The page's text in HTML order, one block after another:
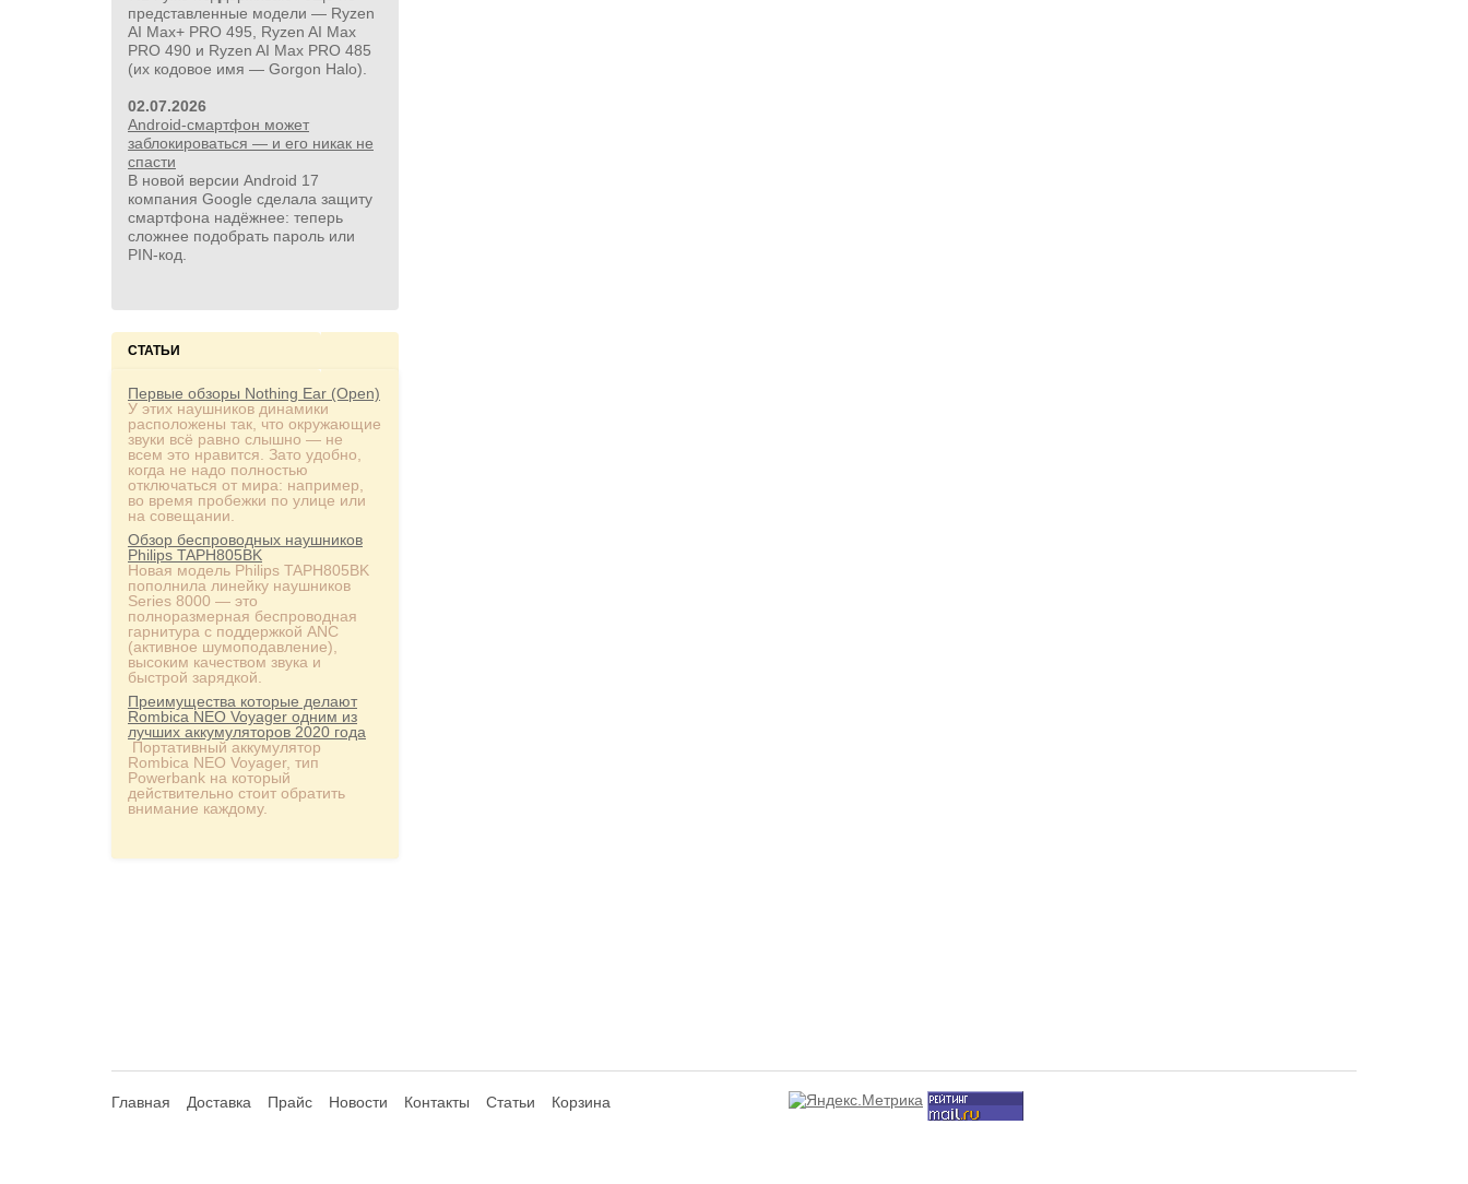
представленные модели — Ryzen
AI Max+ PRO 495, Ryzen AI Max
PRO 490 и Ryzen AI Max PRO 485
(их кодовое имя — Gorgon Halo).
02.07.2026
Android-смартфон может
заблокироваться — и его никак не
спасти
В новой версии Android 17
компания Google сделала защиту
смартфона надёжнее: теперь
сложнее подобрать пароль или
PIN‑код.
СТАТЬИ
Первые обзоры Nothing Ear (Open)
У этих наушников динамики
расположены так, что окружающие
звуки всё равно слышно — не
всем это нравится. Зато удобно,
когда не надо полностью
отключаться от мира: например,
во время пробежки по улице или
на совещании.
Обзор беспроводных наушников
Philips TAPH805BK
Новая модель Philips TAPH805BK
пополнила линейку наушников
Series 8000 — это
полноразмерная беспроводная
гарнитура с поддержкой ANC
(активное шумоподавление),
высоким качеством звука и
быстрой зарядкой.
Преимущества которые делают
Rombica NEO Voyager одним из
лучших аккумуляторов 2020 года
Портативный аккумулятор
Rombica NEO Voyager, тип
Powerbank на который
действительно стоит обратить
внимание каждому.
Главная Доставка Прайс Новости Контакты Статьи Корзина